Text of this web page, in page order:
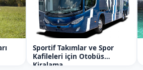
Sportif Takımlar ve Spor
Kafileleri için Otobüs
Kiralama